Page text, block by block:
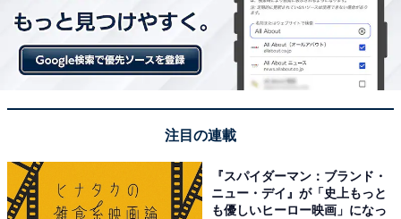
注目の連載
『スパイダーマン：ブランド・
ニュー・デイ』が「史上もっと
も優しいヒーロー映画」になっ